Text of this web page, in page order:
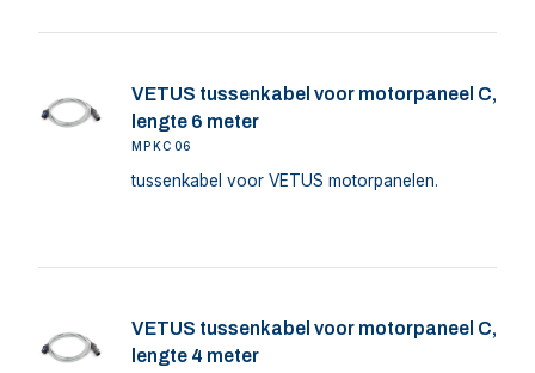
VETUS tussenkabel voor motorpaneel C,
lengte 6 meter
MPKC06
tussenkabel voor VETUS motorpanelen.
VETUS tussenkabel voor motorpaneel C,
lengte 4 meter